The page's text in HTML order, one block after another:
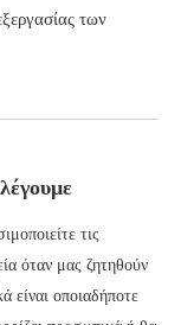
των
τις
όταν μας ζητηθούν
είναι οποιαδήποτε